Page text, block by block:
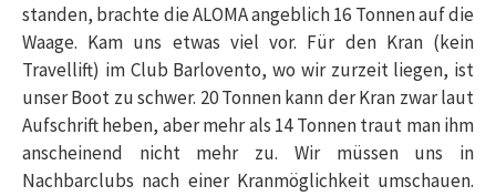
standen, brachte die ALOMA angeblich 16 Tonnen auf die
Waage. Kam uns etwas viel vor. Für den Kran (kein
Travellift) im Club Barlovento, wo wir zurzeit liegen, ist
unser Boot zu schwer. 20 Tonnen kann der Kran zwar laut
Aufschrift heben, aber mehr als 14 Tonnen traut man ihm
anscheinend nicht mehr zu. Wir müssen uns in
Nachbarclubs nach einer Kranmöglichkeit umschauen.